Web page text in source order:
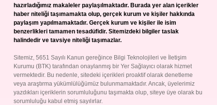
hazırladığımız makaleler paylaşılmaktadır. Burada yer alan içerikler
haber niteliği taşımamakta olup, gerçek kurum ve kişiler hakkında
paylaşım yapılmamaktadır. Gerçek kurum ve kişiler ile isim
benzerlikleri tamamen tesadüfidir. Sitemizdeki bilgiler taslak
halindedir ve tavsiye niteliği taşımazlar.
Sitemiz, 5651 Sayılı Kanun gereğince Bilgi Teknolojileri ve İletişim
Kurumu (BTK) tarafından onaylanmış bir Yer Sağlayıcı olarak hizmet
vermektedir. Bu nedenle, sitedeki içerikleri proaktif olarak denetleme
veya araştırma yükümlülüğümüz bulunmamaktadır. Ancak, üyelerimiz
yazdıkları içeriklerin sorumluluğunu taşımakta olup, siteye üye olarak bu
sorumluluğu kabul etmiş sayılırlar.